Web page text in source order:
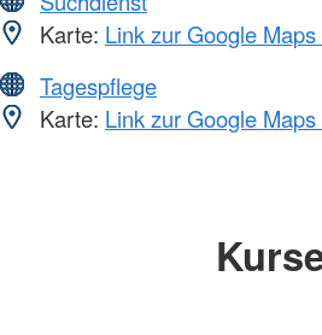
Karte: Link zur Google
Tagespflege
Karte: Link zur Google